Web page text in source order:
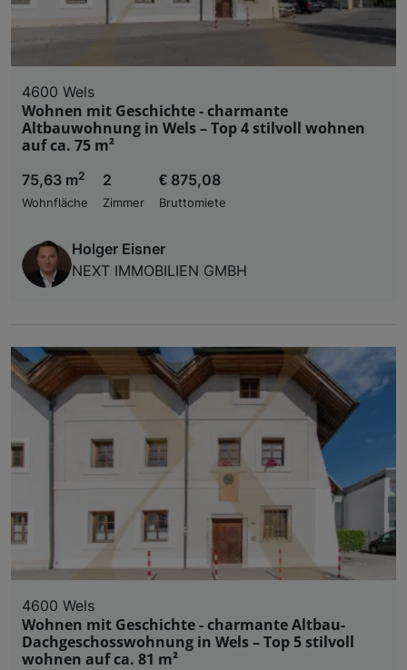
4600 Wels
Wohnen mit Geschichte - charmante
Altbauwohnung in Wels – Top 4 stilvoll wohnen
auf ca. 75 m²
75,63 m2
Wohnfläche
2
Zimmer
€ 875,08
Bruttomiete
Holger Eisner
NEXT IMMOBILIEN GMBH
4600 Wels
Wohnen mit Geschichte - charmante Altbau-
Dachgeschosswohnung in Wels – Top 5 stilvoll
wohnen auf ca. 81 m²